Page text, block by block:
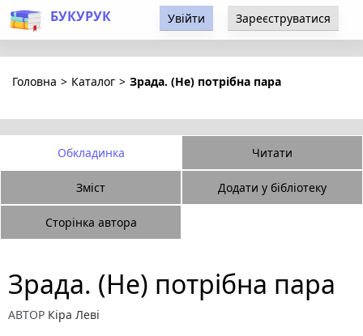
БУКУРУК Увійти Зареєструватися
Головна > Каталог > Зрада. (Не) потрібна пара
Обкладинка Читати
Зміст Додати у бібліотеку
Сторінка автора
Зрада. (Не) потрібна пара
АВТОР Кіра Леві